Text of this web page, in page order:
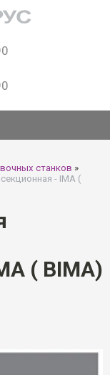
станков »
- IMA (
( BIMA)